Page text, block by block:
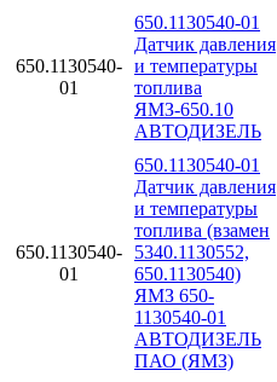
650.1130540-
01
650.1130540-01
Датчик давления
и температуры
топлива
ЯМЗ-650.10
АВТОДИЗЕЛЬ
650.1130540-
01
650.1130540-01
Датчик давления
и температуры
топлива (взамен
5340.1130552,
650.1130540)
ЯМЗ 650-
1130540-01
АВТОДИЗЕЛЬ
ПАО (ЯМЗ)